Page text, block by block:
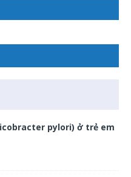
pylori) ở trẻ em